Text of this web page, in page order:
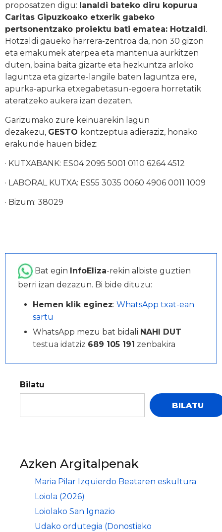
proposatzen digu: lanaldi bateko diru kopurua
Caritas Gipuzkoako etxerik gabeko
pertsonentzako proiektu bati ematea: Hotzaldi.
Hotzaldi gaueko harrera-zentroa da, non 30 gizon
eta emakumek aterpea eta mantenua aurkitzen
duten, baina baita gizarte eta hezkuntza arloko
laguntza eta gizarte-langile baten laguntza ere,
apurka-apurka etxegabetasun-egoera horretatik
ateratzeko aukera izan dezaten.
Garizumako zure keinuarekin lagun
dezakezu, GESTO kontzeptua adieraziz, honako
erakunde hauen bidez:
· KUTXABANK: ES04 2095 5001 0110 6264 4512
· LABORAL KUTXA: ES55 3035 0060 4906 0011 1009
· Bizum: 38029
Bat egin InfoEliza-rekin albiste guztien
berri izan dezazun. Bi bide dituzu:
Hemen klik eginez: WhatsApp txat-ean
sartu
WhatsApp mezu bat bidali NAHI DUT
testua idatziz 689 105 191 zenbakira
Bilatu
BILATU
Azken Argitalpenak
Maria Pilar Izquierdo Beataren eskultura
Loiola (2026)
Loiolako San Ignazio
Udako ordutegia (Donostiako